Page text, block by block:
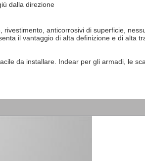
dalla direzione
il vantaggio di alta definizione e di alta
da installare. Indear per gli armadi, le